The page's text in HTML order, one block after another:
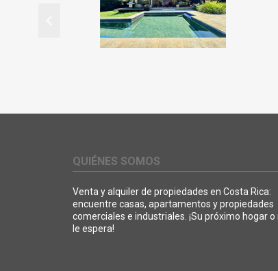
QUIÉNES SOMOS
Venta y alquiler de propiedades en Costa Rica:
encuentre casas, apartamentos y propiedades
comerciales e industriales. ¡Su próximo hogar o
le espera!